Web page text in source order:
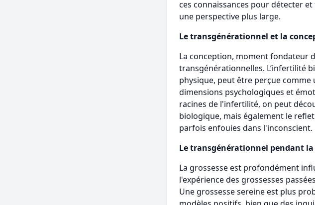
ces connaissances pour détecter
une perspective plus large.
Le transgénérationnel et la
La conception, moment fondateur
transgénérationnelles. L’infertilité
physique, peut être perçue
dimensions psychologiques et
racines de l'infertilité, on peut
biologique, mais également le
parfois enfouies dans l'inconscient.
Le transgénérationnel pendant la
La grossesse est profondément
l'expérience des grossesses
Une grossesse sereine est plus